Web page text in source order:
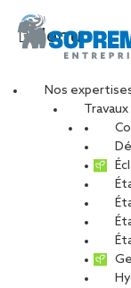
Menu
Nos